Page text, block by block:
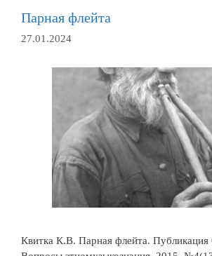
среднерусской
Парная флейта
27.01.2024
Квитка К.В. Парная флейта.